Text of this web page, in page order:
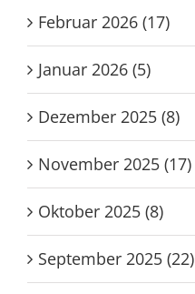
Februar 2026 (17)
Januar 2026 (5)
Dezember 2025 (8)
November 2025 (17)
Oktober 2025 (8)
September 2025 (22)